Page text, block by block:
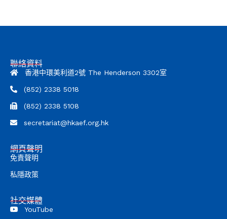
聯絡資料
香港中環美利道2號 The Henderson 3302室
(852) 2338 5018
(852) 2338 5108
secretariat@hkaef.org.hk
網頁聲明
免責聲明
私隱政策
社交媒體
YouTube